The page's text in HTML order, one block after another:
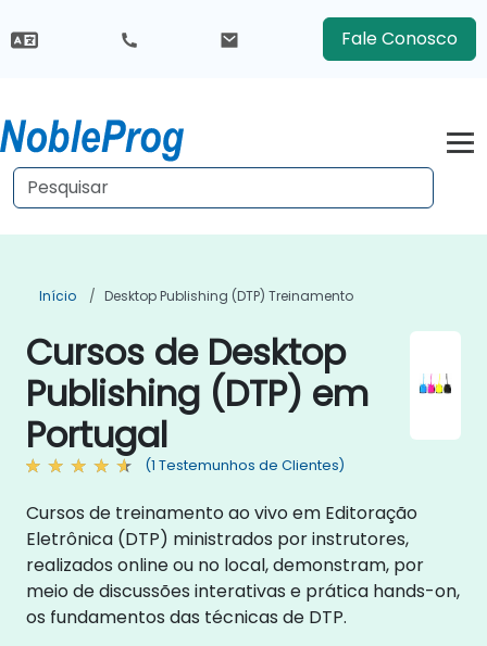
Fale Conosco
Início Desktop Publishing (DTP) Treinamento
Cursos de Desktop
Publishing (DTP) em
Portugal
(1 Testemunhos de Clientes)
Cursos de treinamento ao vivo em Editoração
Eletrônica (DTP) ministrados por instrutores,
realizados online ou no local, demonstram, por
meio de discussões interativas e prática hands-on,
os fundamentos das técnicas de DTP.